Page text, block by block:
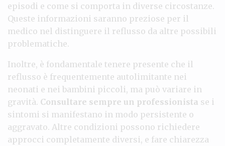
episodi e come si comporta in diverse circostanze.
Queste informazioni saranno preziose per il
medico nel distinguere il reflusso da altre possibili
problematiche.
Inoltre, è fondamentale tenere presente che il
reflusso è frequentemente autolimitante nei
neonati e nei bambini piccoli, ma può variare in
gravità. Consultare sempre un professionista se i
sintomi si manifestano in modo persistente o
aggravato. Altre condizioni possono richiedere
approcci completamente diversi, e fare chiarezza